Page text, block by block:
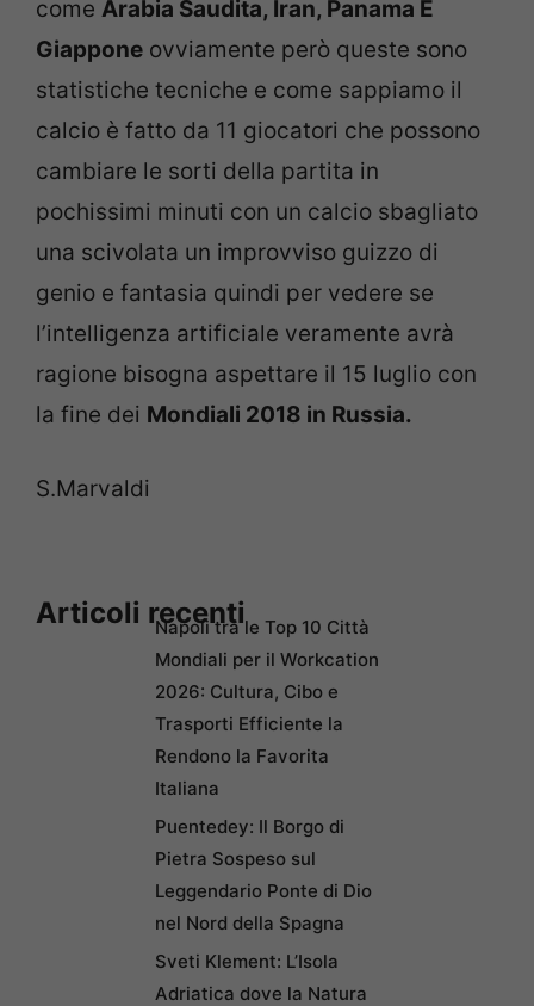
come Arabia Saudita, Iran, Panama E
Giappone ovviamente però queste sono
statistiche tecniche e come sappiamo il
calcio è fatto da 11 giocatori che possono
cambiare le sorti della partita in
pochissimi minuti con un calcio sbagliato
una scivolata un improvviso guizzo di
genio e fantasia quindi per vedere se
l’intelligenza artificiale veramente avrà
ragione bisogna aspettare il 15 luglio con
la fine dei Mondiali 2018 in Russia.
S.Marvaldi
Articoli recentiNapoli tra le Top 10 Città
Mondiali per il Workcation
2026: Cultura, Cibo e
Trasporti Efficiente la
Rendono la Favorita
Italiana
Puentedey: Il Borgo di
Pietra Sospeso sul
Leggendario Ponte di Dio
nel Nord della Spagna
Sveti Klement: L’Isola
Adriatica dove la Natura